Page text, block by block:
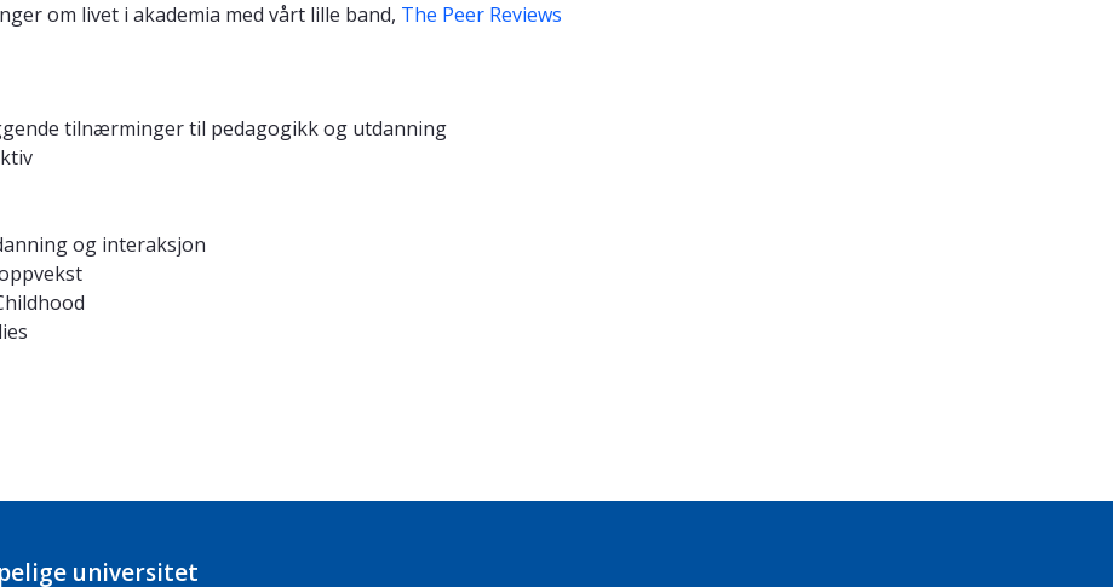
om livet i akademia med vårt lille band, The Peer Reviews
tilnærminger til pedagogikk og utdanning
og interaksjon
universitet